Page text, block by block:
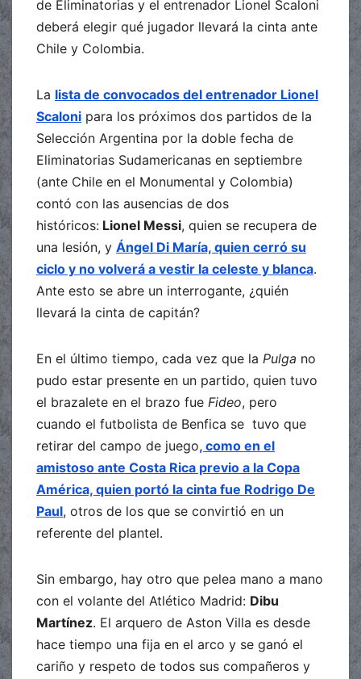
de Eliminatorias y el entrenador Lionel Scaloni
deberá elegir qué jugador llevará la cinta ante
Chile y Colombia.
La lista de convocados del entrenador Lionel
Scaloni para los próximos dos partidos de la
Selección Argentina por la doble fecha de
Eliminatorias Sudamericanas en septiembre
(ante Chile en el Monumental y Colombia)
contó con las ausencias de dos
históricos: Lionel Messi, quien se recupera de
una lesión, y Ángel Di María, quien cerró su
ciclo y no volverá a vestir la celeste y blanca.
Ante esto se abre un interrogante, ¿quién
llevará la cinta de capitán?
En el último tiempo, cada vez que la Pulga no
pudo estar presente en un partido, quien tuvo
el brazalete en el brazo fue Fideo, pero
cuando el futbolista de Benfica se tuvo que
retirar del campo de juego, como en el
amistoso ante Costa Rica previo a la Copa
América, quien portó la cinta fue Rodrigo De
Paul, otros de los que se convirtió en un
referente del plantel.
Sin embargo, hay otro que pelea mano a mano
con el volante del Atlético Madrid: Dibu
Martínez. El arquero de Aston Villa es desde
hace tiempo una fija en el arco y se ganó el
cariño y respeto de todos sus compañeros y